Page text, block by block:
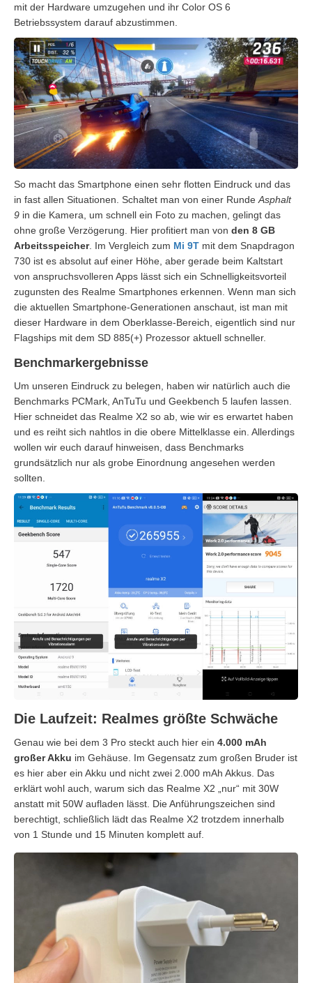
mit der Hardware umzugehen und ihr Color OS 6
Betriebssystem darauf abzustimmen.
So macht das Smartphone einen sehr flotten Eindruck und das
in fast allen Situationen. Schaltet man von einer RundeAsphalt
9 in die Kamera, um schnell ein Foto zu machen, gelingt das
ohne große Verzögerung. Hier profitiert man von den 8 GB
Arbeitsspeicher. Im Vergleich zum Mi 9T mit dem Snapdragon
730 ist es absolut auf einer Höhe, aber gerade beim Kaltstart
von anspruchsvolleren Apps lässt sich ein Schnelligkeitsvorteil
zugunsten des Realme Smartphones erkennen. Wenn man sich
die aktuellen Smartphone-Generationen anschaut, ist man mit
dieser Hardware in dem Oberklasse-Bereich, eigentlich sind nur
Flagships mit dem SD 885(+) Prozessor aktuell schneller.
Benchmarkergebnisse
Um unseren Eindruck zu belegen, haben wir natürlich auch die
Benchmarks PCMark, AnTuTu und Geekbench 5 laufen lassen.
Hier schneidet das Realme X2 so ab, wie wir es erwartet haben
und es reiht sich nahtlos in die obere Mittelklasse ein. Allerdings
wollen wir euch darauf hinweisen, dass Benchmarks
grundsätzlich nur als grobe Einordnung angesehen werden
sollten.
Die Laufzeit: Realmes größte Schwäche
Genau wie bei dem 3 Pro steckt auch hier ein 4.000 mAh
großer Akku im Gehäuse. Im Gegensatz zum großen Bruder ist
es hier aber ein Akku und nicht zwei 2.000 mAh Akkus. Das
erklärt wohl auch, warum sich das Realme X2 „nur“ mit 30W
anstatt mit 50W aufladen lässt. Die Anführungszeichen sind
berechtigt, schließlich lädt das Realme X2 trotzdem innerhalb
von 1 Stunde und 15 Minuten komplett auf.